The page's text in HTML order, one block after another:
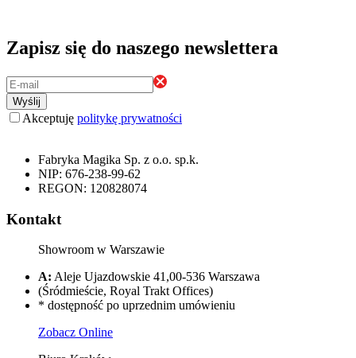
Zapisz się do naszego newslettera
Wyślij
Akceptuję politykę prywatności
Fabryka Magika Sp. z o.o. sp.k.
NIP: 676-238-99-62
REGON: 120828074
Kontakt
Showroom w Warszawie
A: Aleje Ujazdowskie 41,00-536 Warszawa
(Śródmieście, Royal Trakt Offices)
* dostępność po uprzednim umówieniu
Zobacz Online